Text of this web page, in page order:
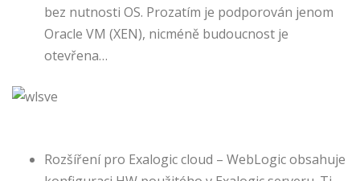
bez nutnosti OS. Prozatím je podporován jenom
Oracle VM (XEN), nicméně budoucnost je
otevřena…
Rozšíření pro Exalogic cloud – WebLogic obsahuje